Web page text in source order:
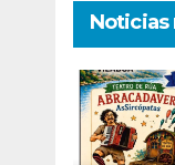
Noticias